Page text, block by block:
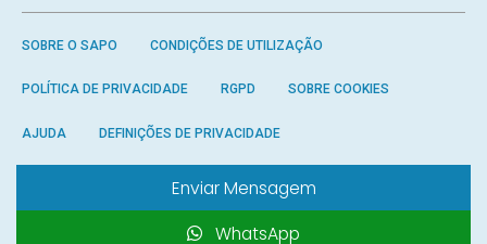
Enviar Mensagem
WhatsApp
SOBRE O SAPO CONDIÇÕES DE UTILIZAÇÃO
POLÍTICA DE PRIVACIDADE RGPD SOBRE COOKIES
AJUDA DEFINIÇÕES DE PRIVACIDADE